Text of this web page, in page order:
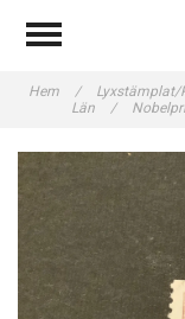
Hem /
Län
/